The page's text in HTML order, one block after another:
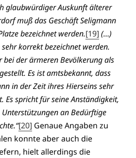
glaubwürdiger Auskunft älterer
muß das Geschäft Seligmann
bezeichnet werden.[19] (…)
korrekt bezeichnet werden.
bei der ärmeren Bevölkerung als
Es ist amtsbekannt, dass
in der Zeit ihres Hierseins sehr
Es spricht für seine Anständigkeit,
Unterstützungen an Bedürftige
[20] Genaue Angaben zu
konnte aber auch die
hielt allerdings die